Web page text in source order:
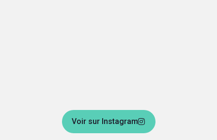
Voir sur Instagram